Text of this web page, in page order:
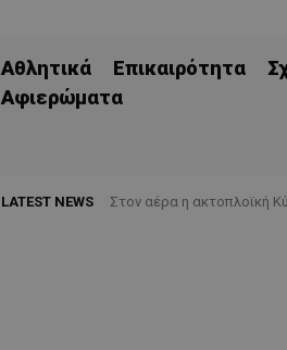
Αθλητικά Επικαιρότητα
Aφιερώματα
LATEST NEWS Στον αέρα η ακτοπλοϊκή